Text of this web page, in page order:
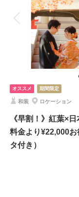
スタジオでの撮影
海
事前来店なしで撮影
衣装の試着
オススメ 期間限定
和装 ロケーション
《早割！》紅葉×
料金より¥22,000
タ付き）